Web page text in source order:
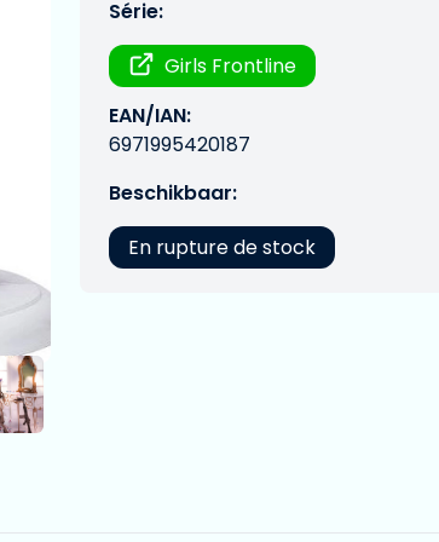
Série:
Girls Frontline
EAN/IAN:
6971995420187
Beschikbaar:
En rupture de stock